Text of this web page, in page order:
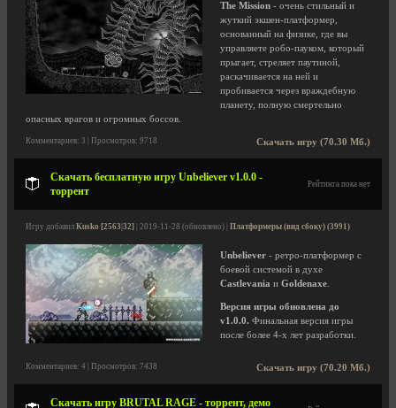
The Mission - очень стильный и
жуткий экшен-платформер,
основанный на физике, где вы
управляете робо-пауком, который
прыгает, стреляет паутиной,
раскачивается на ней и
пробивается через враждебную
планету, полную смертельно
опасных врагов и огромных боссов.
Скачать игру (70.30 Мб.)
Комментариев: 3 | Просмотров: 9718
Скачать бесплатную игру Unbeliever v1.0.0 -
торрент
Рейтинга пока нет
Игру добавил Kusko [2563|32] | 2019-11-28 (обновлено) | Платформеры (вид сбоку) (3991)
Unbeliever - ретро-платформер с
боевой системой в духе
Castlevania и Goldenaxe
Версия игры обновлена до
v1.0.0. Финальная версия игры
после более 4-х лет разработки.
Скачать игру (70.20 Мб.)
Комментариев: 4 | Просмотров: 7438
Скачать игру BRUTAL RAGE - торрент, демо